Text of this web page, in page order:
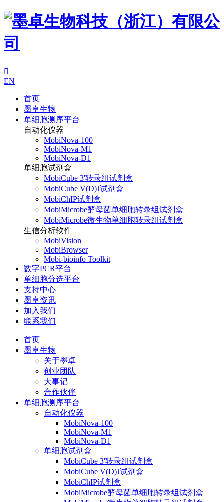

EN
首页
墨卓生物
单细胞测序平台
自动化仪器
MobiNova-100
MobiNova-M1
MobiNova-D1
单细胞试剂盒
MobiCube 3'转录组试剂盒
MobiCube V(D)J试剂盒
MobiChIP试剂盒
MobiMicrobe酵母菌单细胞转录组试剂盒
MobiMicrobe微生物单细胞转录组试剂盒
生信分析软件
MobiVision
MobiBrowser
Mobi-bioinfo Toolkit
数字PCR平台
单细胞分选平台
支持中心
墨卓资讯
加入我们
联系我们
首页
墨卓生物
关于墨卓
创业团队
大事记
合作伙伴
单细胞测序平台
自动化仪器
MobiNova-100
MobiNova-M1
MobiNova-D1
单细胞试剂盒
MobiCube 3'转录组试剂盒
MobiCube V(D)J试剂盒
MobiChIP试剂盒
MobiMicrobe酵母菌单细胞转录组试剂盒